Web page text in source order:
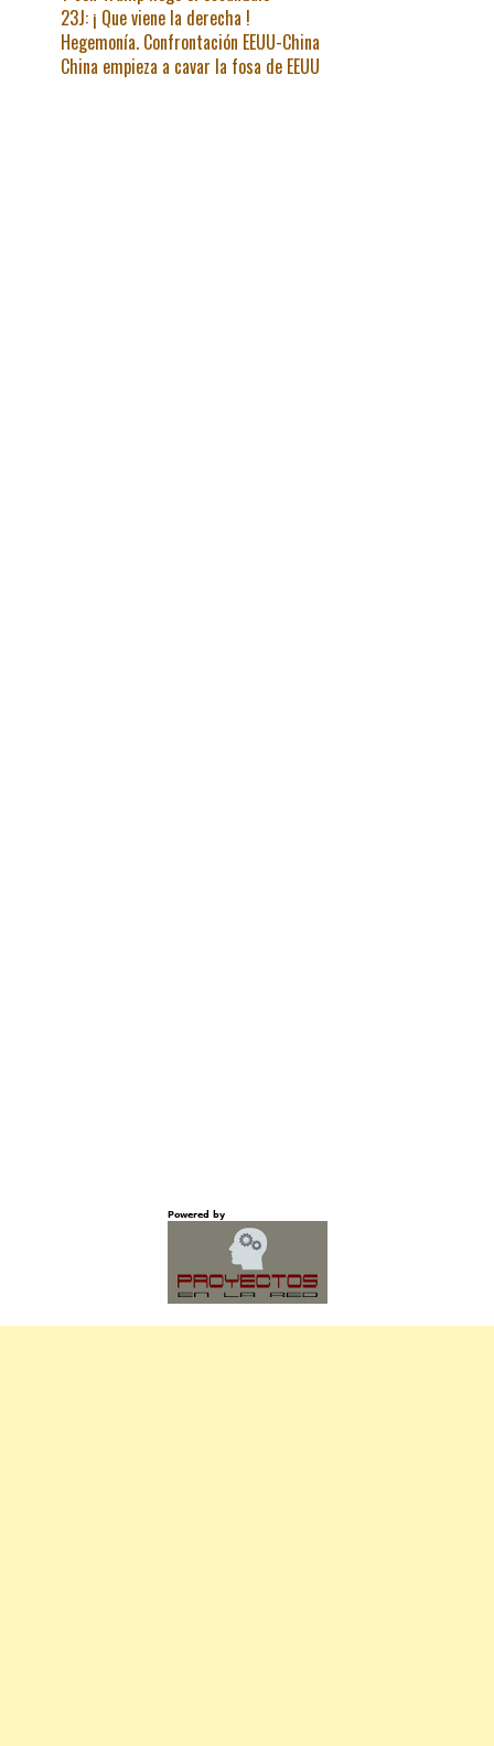
23J: ¡ Que viene la derecha !
Hegemonía. Confrontación EEUU-China
China empieza a cavar la fosa de EEUU